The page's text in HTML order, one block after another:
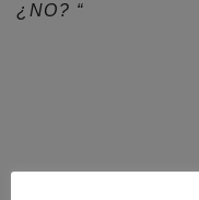
¿NO? “